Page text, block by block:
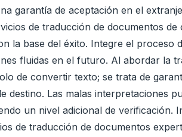
garantía de aceptación en el
de traducción de documentos
la base del éxito. Integre el proceso
fluidas en el futuro. Al abordar la
de convertir texto; se trata de
destino. Las malas interpretaciones
un nivel adicional de verificación.
de traducción de documentos